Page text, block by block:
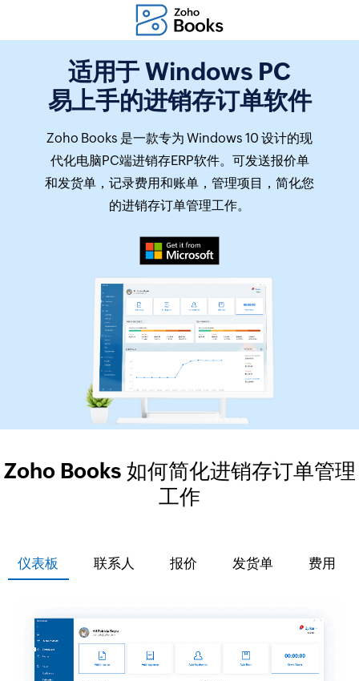
适用于 Windows PC
易上手的进销存订单软件
Zoho Books 是一款专为 Windows 10 设计的现
代化电脑PC端进销存ERP软件。可发送报价单
和发货单，记录费用和账单，管理项目，简化您
的进销存订单管理工作。
Zoho Books 如何简化进销存订单管理
工作
仪表板 联系人 报价 发货单 费用